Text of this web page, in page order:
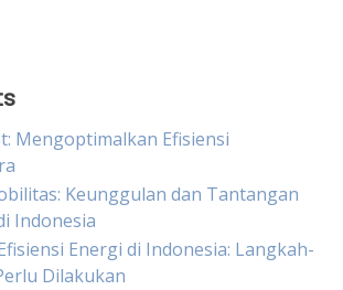
Mengoptimalkan Efisiensi
Keunggulan dan Tantangan
Indonesia
Energi di Indonesia: Langkah-
Dilakukan